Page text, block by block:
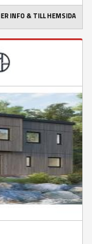
INFO & TILL HEMSIDA